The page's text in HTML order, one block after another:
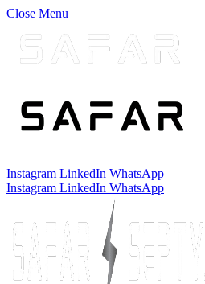
Close Menu
Instagram LinkedIn WhatsApp
Instagram LinkedIn WhatsApp